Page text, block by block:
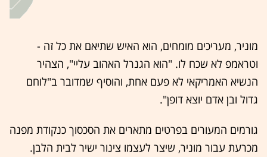
מוניר, מעריכים מומחים, הוא האיש שתיאם את כל זה -
וטראמפ לא שכח לו. "הוא הגנרל האהוב עליי", הצהיר
הנשיא האמריקאי לא פעם אחת, והוסיף שמדובר ב"לוחם
גדול ובן אדם יוצא דופן".
גורמים המעורים בפרטים מתארים את הסכסוך כנקודת מפנה
מכרעת עבור מוניר, שיצר לעצמו צינור ישיר לבית הלבן.